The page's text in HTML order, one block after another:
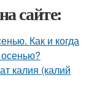
сайте:
Как и когда
калия (калий